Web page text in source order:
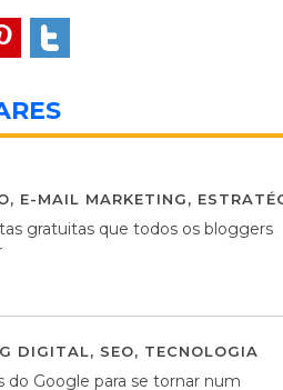
, E-MAIL MARKETING,
gratuitas que todos os bloggers
DIGITAL, SEO, TECNOLOGIA
do Google para se tornar num